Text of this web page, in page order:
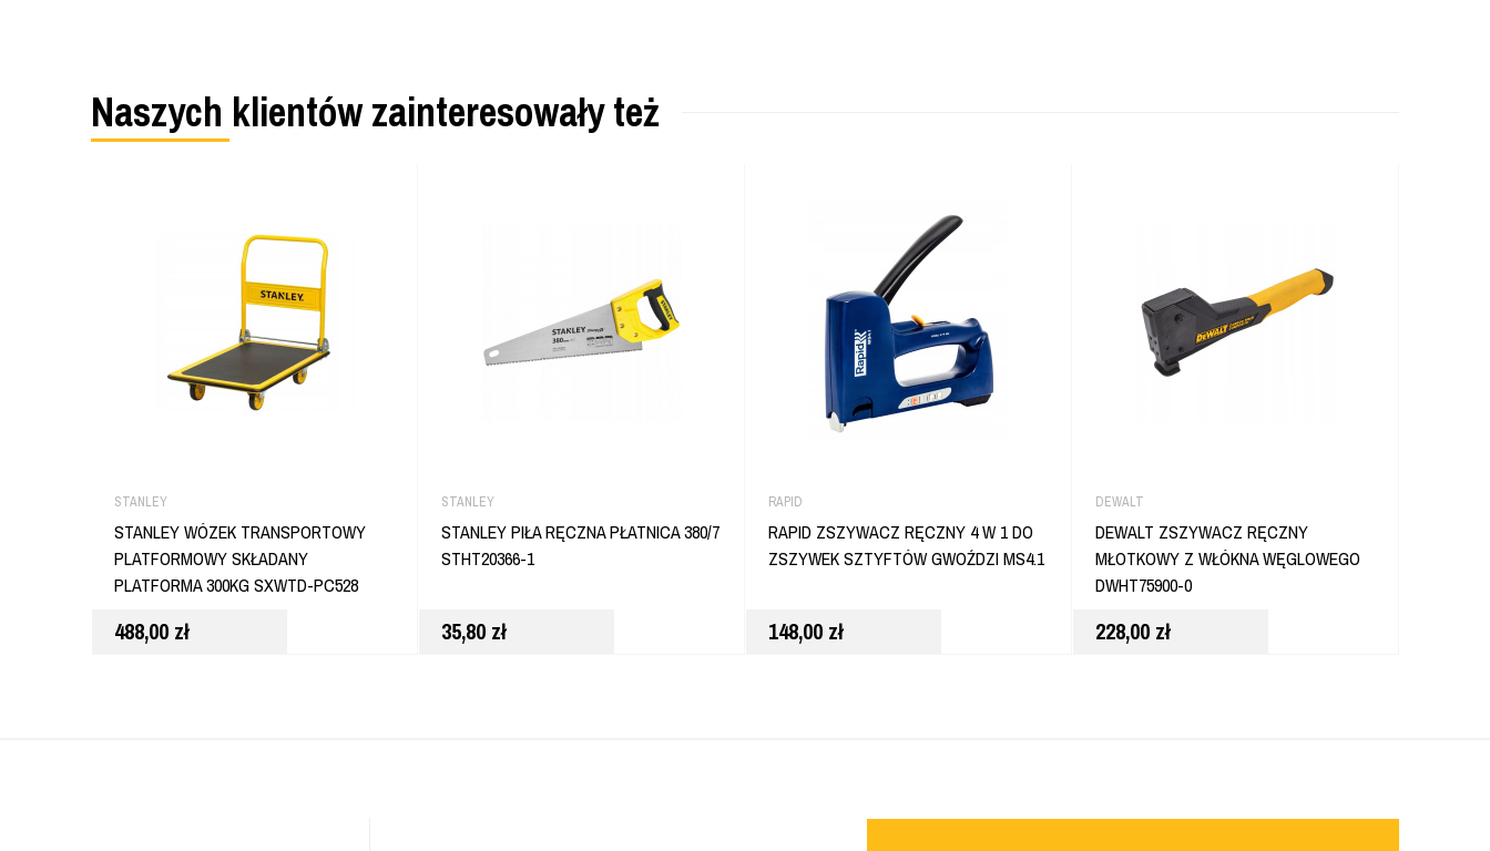
Naszych klientów zainteresowały też
STANLEY
STANLEY WÓZEK TRANSPORTOWY
PLATFORMOWY SKŁADANY
PLATFORMA 300KG SXWTD-PC528
488,00 zł
STANLEY
STANLEY PIŁA RĘCZNA PŁATNICA 380/7
STHT20366-1
35,80 zł
RAPID
RAPID ZSZYWACZ RĘCZNY 4 W 1 DO
ZSZYWEK SZTYFTÓW GWOŹDZI MS4.1
148,00 zł
DEWALT
DEWALT ZSZYWACZ RĘCZNY
MŁOTKOWY Z WŁÓKNA WĘGLOWEGO
DWHT75900-0
228,00 zł